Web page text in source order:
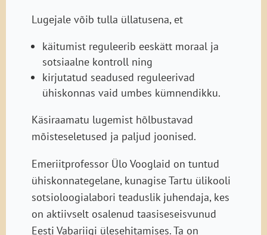
Lugejale võib tulla üllatusena, et
käitumist reguleerib eeskätt moraal ja
sotsiaalne kontroll ning
kirjutatud seadused reguleerivad
ühiskonnas vaid umbes kümnendikku.
Käsiraamatu lugemist hõlbustavad
mõisteseletused ja paljud joonised.
Emeriitprofessor Ülo Vooglaid on tuntud
ühiskonnategelane, kunagise Tartu ülikooli
sotsioloogialabori teaduslik juhendaja, kes
on aktiivselt osalenud taasiseseisvunud
Eesti Vabariigi ülesehitamises. Ta on